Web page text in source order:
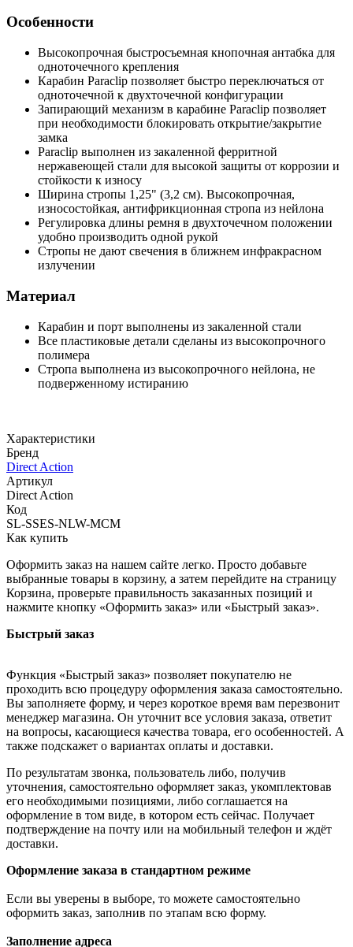
Особенности
Высокопрочная быстросъемная кнопочная антабка для
одноточечного крепления
Карабин Paraclip позволяет быстро переключаться от
одноточечной к двухточечной конфигурации
Запирающий механизм в карабине Paraclip позволяет
при необходимости блокировать открытие/закрытие
замка
Paraclip выполнен из закаленной ферритной
нержавеющей стали для высокой защиты от коррозии и
стойкости к износу
Ширина стропы 1,25" (3,2 см). Высокопрочная,
износостойкая, антифрикционная стропа из нейлона
Регулировка длины ремня в двухточечном положении
удобно производить одной рукой
Стропы не дают свечения в ближнем инфракрасном
излучении
Материал
Карабин и порт выполнены из закаленной стали
Все пластиковые детали сделаны из высокопрочного
полимера
Стропа выполнена из высокопрочного нейлона, не
подверженному истиранию
Характеристики
Бренд
Direct Action
Артикул
Direct Action
Код
SL-SSES-NLW-MCM
Как купить
Оформить заказ на нашем сайте легко. Просто добавьте
выбранные товары в корзину, а затем перейдите на страницу
Корзина, проверьте правильность заказанных позиций и
нажмите кнопку «Оформить заказ» или «Быстрый заказ».
Быстрый заказ
Функция «Быстрый заказ» позволяет покупателю не
проходить всю процедуру оформления заказа самостоятельно.
Вы заполняете форму, и через короткое время вам перезвонит
менеджер магазина. Он уточнит все условия заказа, ответит
на вопросы, касающиеся качества товара, его особенностей. А
также подскажет о вариантах оплаты и доставки.
По результатам звонка, пользователь либо, получив
уточнения, самостоятельно оформляет заказ, укомплектовав
его необходимыми позициями, либо соглашается на
оформление в том виде, в котором есть сейчас. Получает
подтверждение на почту или на мобильный телефон и ждёт
доставки.
Оформление заказа в стандартном режиме
Если вы уверены в выборе, то можете самостоятельно
оформить заказ, заполнив по этапам всю форму.
Заполнение адреса